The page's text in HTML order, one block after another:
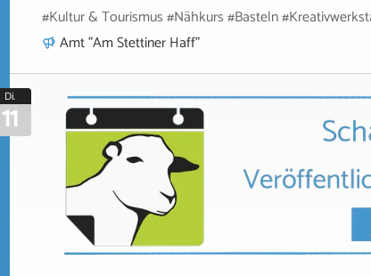
#Kultur & Tourismus #Nähkurs #Basteln
Amt "Am Stettiner Haff"
Di.
11